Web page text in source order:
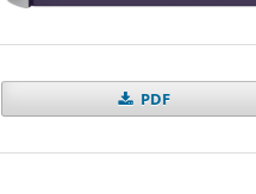
PDF